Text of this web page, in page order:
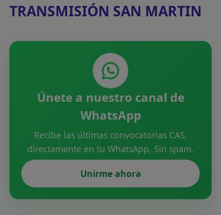
TRANSMISIÓN SAN MARTIN
Únete a nuestro canal de
WhatsApp
Recibe las últimas convocatorias CAS,
directamente en tu WhatsApp. Sin spam.
Unirme ahora